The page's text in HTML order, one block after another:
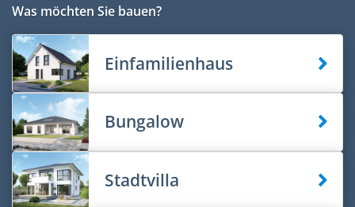
Was möchten Sie bauen?
Einfamilienhaus
Bungalow
Stadtvilla